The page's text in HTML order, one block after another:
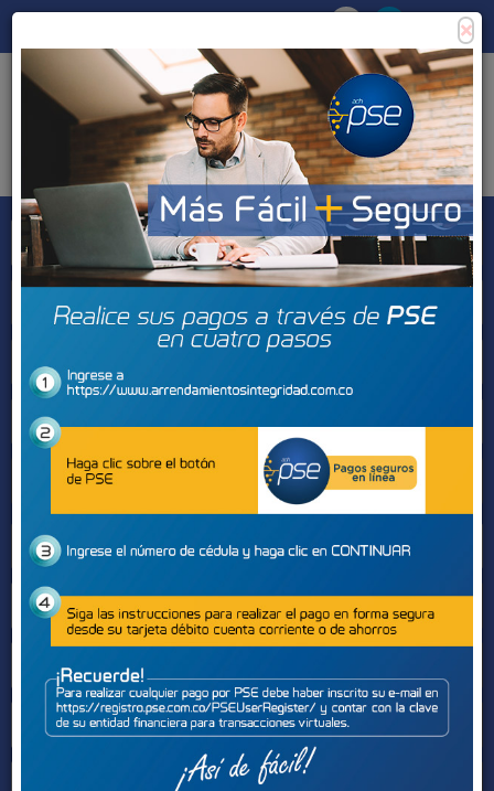
Tipo de inmueble
Municipios
Barrios
BUSCAR
Sectores
×